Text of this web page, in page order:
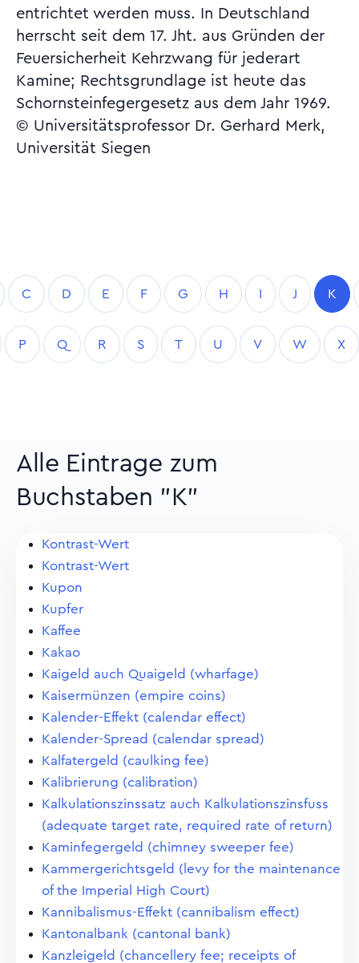
entrichtet werden muss. In Deutschland
herrscht seit dem 17. Jht. aus Gründen der
Feuersicherheit Kehrzwang für jederart
Kamine; Rechtsgrundlage ist heute das
Schornsteinfegergesetz aus dem Jahr 1969.
© Universitätsprofessor Dr. Gerhard Merk,
Universität Siegen
C D E F G H I J K
P Q R S T U V W X
Alle Eintrage zum
Buchstaben "K"
Kontrast-Wert
Kontrast-Wert
Kupon
Kupfer
Kaffee
Kakao
Kaigeld auch Quaigeld (wharfage)
Kaisermünzen (empire coins)
Kalender-Effekt (calendar effect)
Kalender-Spread (calendar spread)
Kalfatergeld (caulking fee)
Kalibrierung (calibration)
Kalkulationszinssatz auch Kalkulationszinsfuss
(adequate target rate, required rate of return)
Kaminfegergeld (chimney sweeper fee)
Kammergerichtsgeld (levy for the maintenance
of the Imperial High Court)
Kannibalismus-Effekt (cannibalism effect)
Kantonalbank (cantonal bank)
Kanzleigeld (chancellery fee; receipts of